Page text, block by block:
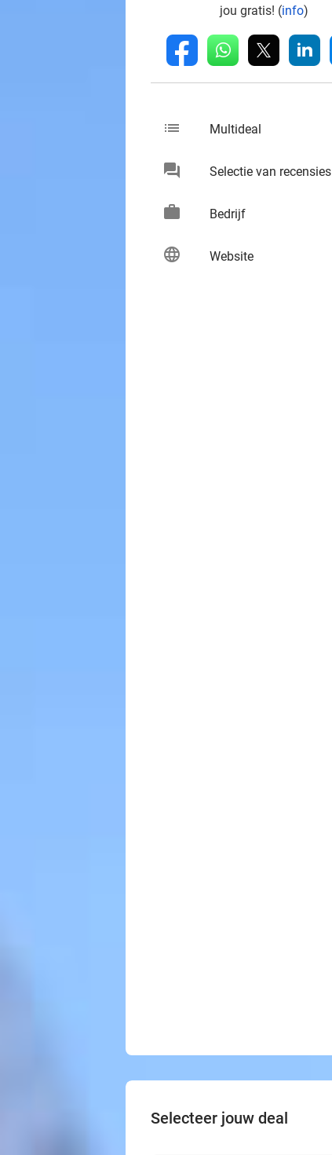
jou gratis! (info)
fb whatsapp linkedin
list Multideal
chat Selectie van recensies
work Bedrijf
language Website
Selecteer jouw deal